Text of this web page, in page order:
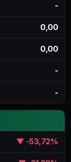
-
0,00
0,00
-
-
▼ -53,72%